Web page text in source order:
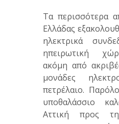
Τα περισσότερα
Ελλάδας
ηλεκτρικά
ηπειρωτική
ακόμη από
μονάδες
πετρέλαιο.
υποθαλάσσιο
Αττική προς